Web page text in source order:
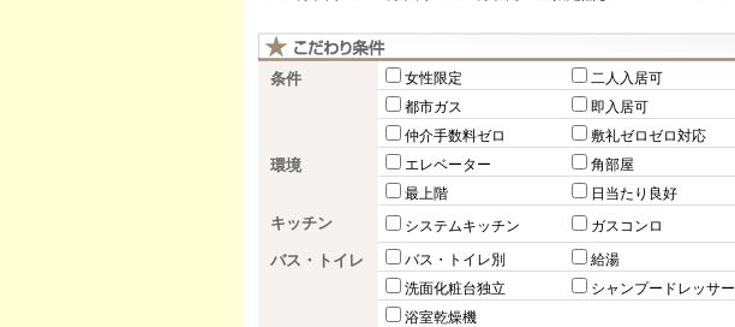
条件 女性限定 二人入居可
都市ガス
即入居可
仲介手数料ゼロ
敷礼ゼロゼロ対応
環境 エレベーター 角部屋
最上階
日当たり良好
キッチン システムキッチン ガスコンロ
バス・トイレ バス・トイレ別 給湯
洗面化粧台独立
シャンプードレッサー
浴室乾燥機